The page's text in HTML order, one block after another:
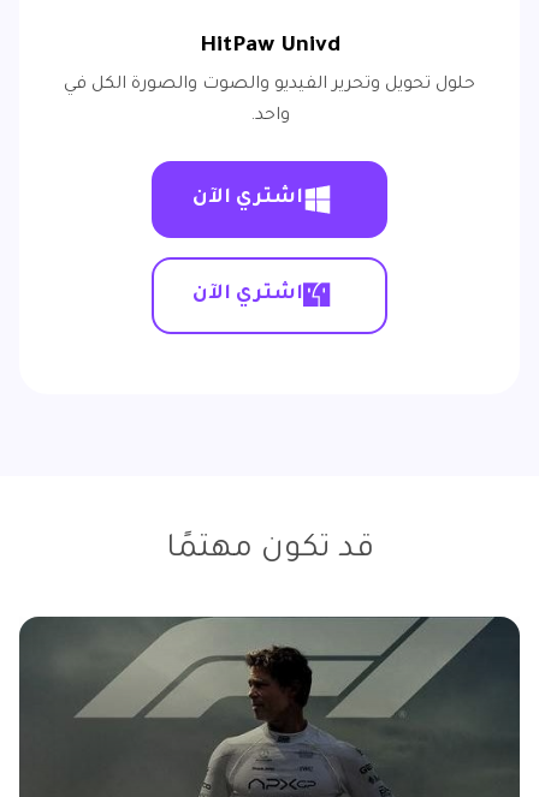
HitPaw Univd
حلول تحويل وتحرير الفيديو والصوت والصورة الكل في
واحد.
اشتري الآن
اشتري الآن
قد تكون مهتمًا